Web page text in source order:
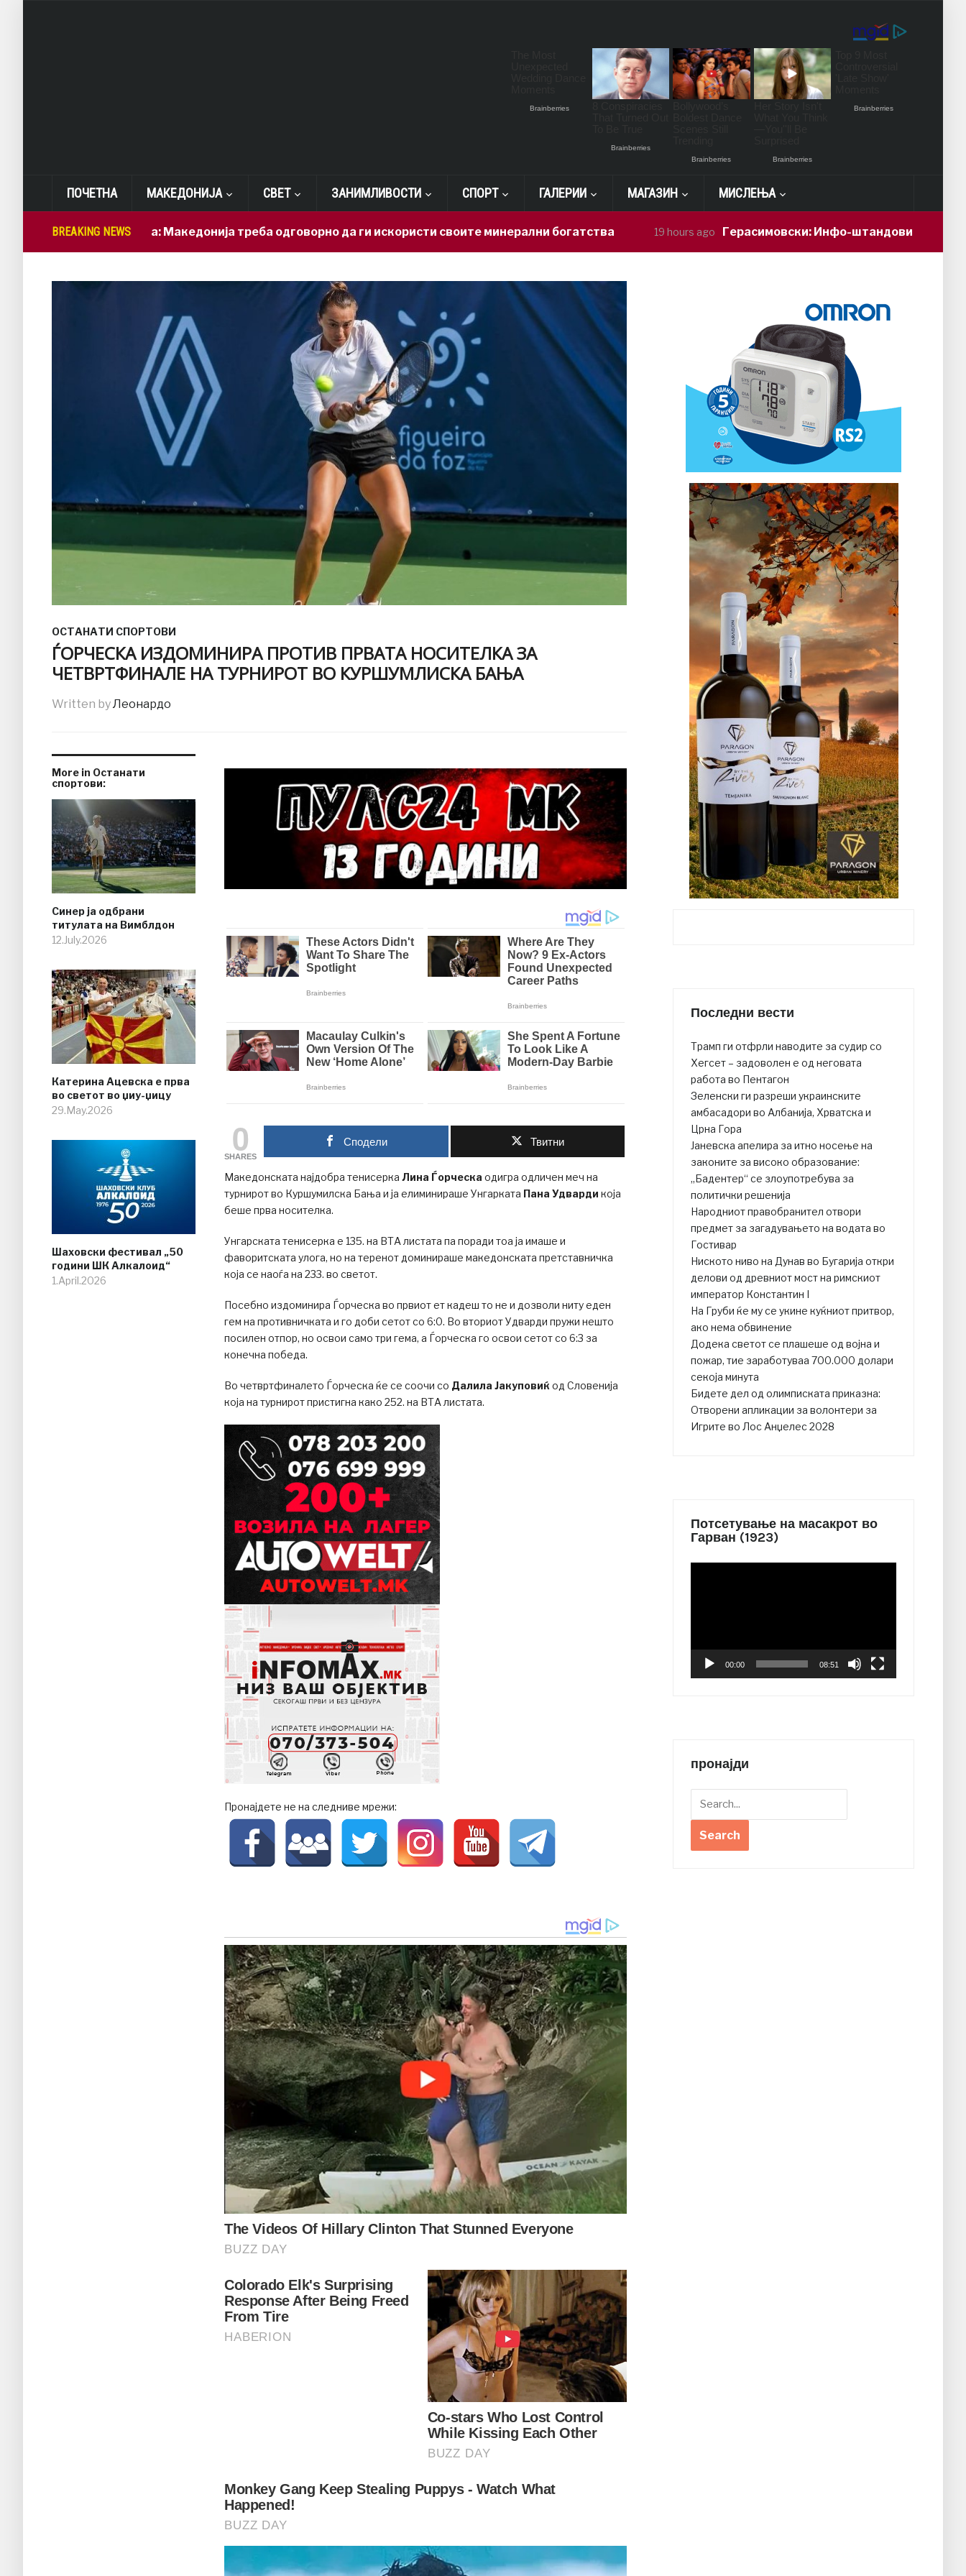
ПОЧЕТНА МАКЕДОНИЈА СВЕТ ЗАНИМЛИВОСТИ СПОРТ ГАЛЕРИИ МАГАЗИН МИСЛЕЊА
BREAKING NEWS
Лепиткова: Македонија треба одговорно да ги искористи своите минерални богатства 19 hours ago Герасимовски: Инфо-штандови и здравствени
ОСТАНАТИ СПОРТОВИ
ЃОРЧЕСКА ИЗДОМИНИРА ПРОТИВ ПРВАТА НОСИТЕЛКА ЗА
ЧЕТВРТФИНАЛЕ НА ТУРНИРОТ ВО КУРШУМЛИСКА БАЊА
Written byЛеонардо
More in Останати
спортови:
Синер ја одбрани
титулата на Вимблдон
12.July.2026
Катерина Ацевска е прва
во светот во џиу-џицу
29.May.2026
Шаховски фестивал „50
години ШК Алкалоид“
1.April.2026
0
SHARES
Сподели Твитни
Maкедонската најдобра тенисерка Лина Ѓорческа одигра одличен меч на
турнирот во Куршумилска Бања и ја елиминираше Унгарката Пана Удварди која
беше прва носителка.
Унгарската тенисерка е 135. на ВТА листата па поради тоа ја имаше и
фаворитската улога, но на теренот доминираше македонската претставничка
која се наоѓа на 233. во светот.
Посебно издоминира Ѓорческа во првиот ет кадеш то не и дозволи ниту еден
гем на противничката и го доби сетот со 6:0. Во вториот Удварди пружи нешто
посилен отпор, но освои само три гема, а Ѓорческа го освои сетот со 6:3 за
конечна победа.
Во четвртфиналето Ѓорческа ќе се соочи со Далила Јакуповиќ од Словенија
која на турнирот пристигна како 252. на ВТА листата.
Пронајдете не на следниве мрежи:
Последни вести
Трамп ги отфрли наводите за судир со
Хегсет – задоволен е од неговата
работа во Пентагон
Зеленски ги разреши украинските
амбасадори во Албанија, Хрватска и
Црна Гора
Јаневска апелира за итно носење на
законите за високо образование:
„Бадентер“ се злоупотребува за
политички решенија
Народниот правобранител отвори
предмет за загадувањето на водата во
Гостивар
Ниското ниво на Дунав во Бугарија откри
делови од древниот мост на римскиот
император Константин I
На Груби ќе му се укине куќниот притвор,
ако нема обвинение
Додека светот се плашеше од војна и
пожар, тие заработуваа 700.000 долари
секоја минута
Бидете дел од олимписката приказна:
Отворени апликации за волонтери за
Игрите во Лос Анџелес 2028
Потсетување на масакрот во
Гарван (1923)
00:00 08:51
пронајди